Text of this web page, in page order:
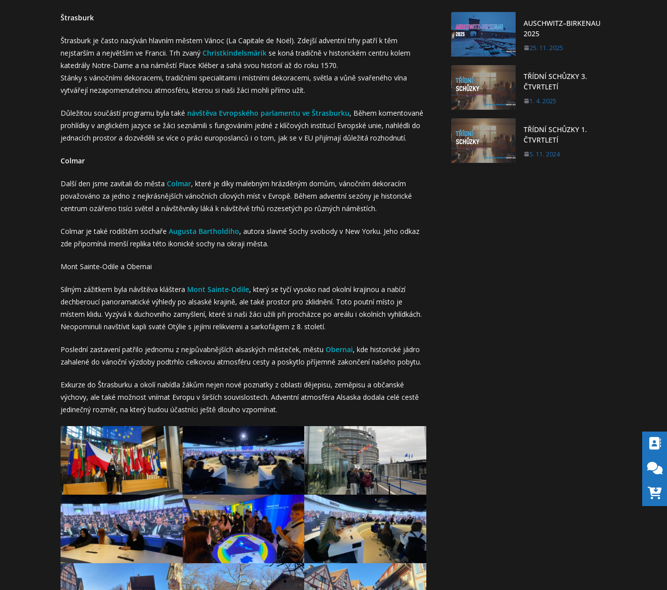
Štrasburk
Štrasburk je často nazýván hlavním městem Vánoc (La Capitale de Noël). Zdejší adventní trhy patří k těm
nejstarším a největším ve Francii. Trh zvaný Christkindelsmärik se koná tradičně v historickém centru kolem
katedrály Notre-Dame a na náměstí Place Kléber a sahá svou historií až do roku 1570.
Stánky s vánočními dekoracemi, tradičními specialitami i místními dekoracemi, světla a vůně svařeného vína
vytvářejí nezapomenutelnou atmosféru, kterou si naši žáci mohli přímo užít.
Důležitou součástí programu byla také návštěva Evropského parlamentu ve Štrasburku, Během komentované
prohlídky v anglickém jazyce se žáci seznámili s fungováním jedné z klíčových institucí Evropské unie, nahlédli do
jednacích prostor a dozvěděli se více o práci europoslanců i o tom, jak se v EU přijímají důležitá rozhodnutí.
Colmar
Další den jsme zavítali do města Colmar, které je díky malebným hrázděným domům, vánočním dekoracím
považováno za jedno z nejkrásnějších vánočních cílových míst v Evropě. Během adventní sezóny je historické
centrum ozářeno tisíci světel a návštěvníky láká k návštěvě trhů rozesetých po různých náměstích.
Colmar je také rodištěm sochaře Augusta Bartholdiho, autora slavné Sochy svobody v New Yorku. Jeho odkaz
zde připomíná menší replika této ikonické sochy na okraji města.
Mont Sainte-Odile a Obernai
Silným zážitkem byla návštěva kláštera Mont Sainte-Odile, který se tyčí vysoko nad okolní krajinou a nabízí
dechberoucí panoramatické výhledy po alsaské krajině, ale také prostor pro zklidnění. Toto poutní místo je
místem klidu. Vyzývá k duchovního zamyšlení, které si naši žáci užili při procházce po areálu i okolních vyhlídkách.
Neopominuli navštívit kapli svaté Otýlie s jejími relikviemi a sarkofágem z 8. století.
Poslední zastavení patřilo jednomu z nejpůvabnějších alsaských městeček, městu Obernai, kde historické jádro
zahalené do vánoční výzdoby podtrhlo celkovou atmosféru cesty a poskytlo příjemné zakončení našeho pobytu.
Exkurze do Štrasburku a okolí nabídla žákům nejen nové poznatky z oblasti dějepisu, zeměpisu a občanské
výchovy, ale také možnost vnímat Evropu v širších souvislostech. Adventní atmosféra Alsaska dodala celé cestě
jedinečný rozměr, na který budou účastníci ještě dlouho vzpomínat.
AUSCHWITZ–BIRKENAU
2025
25. 11. 2025
TŘÍDNÍ SCHŮZKY 3.
ČTVRTLETÍ
1. 4. 2025
TŘÍDNÍ SCHŮZKY 1.
ČTVRTLETÍ
5. 11. 2024